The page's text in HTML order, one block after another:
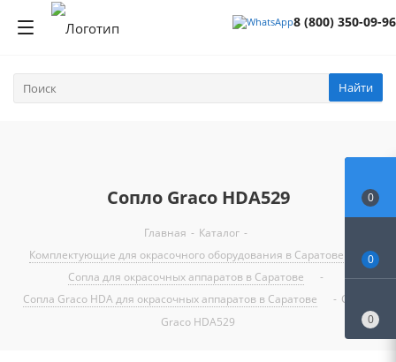
8 (800) 350-09-96
Найти
Сопло Graco HDA529
Главная - Каталог -
Комплектующие для окрасочного оборудования в Саратове
-
Сопла для окрасочных аппаратов в Саратове
-
Сопла Graco HDA для окрасочных аппаратов в Саратове
- Сопло
Graco HDA529
0
0
0